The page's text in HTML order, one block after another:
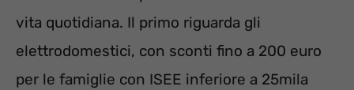
vita quotidiana. Il primo riguarda gli
elettrodomestici, con sconti fino a 200 euro
per le famiglie con ISEE inferiore a 25mila